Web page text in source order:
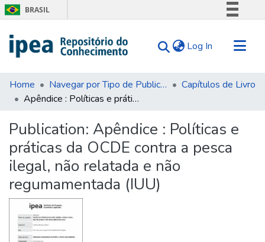
BRASIL
Comunica BR
Acesso à informação
Log In (current)
Communities & Collections
Search for
Statistics
About Us
Home Navegar por Tipo de Publicação
Capítulos de Livro
Apêndice : Políticas e práticas da OCDE contra a pesca ilegal, não relatada e não regumamentada (IUU)
Publication: Apêndice : Políticas e
práticas da OCDE contra a pesca
ilegal, não relatada e não
regumamentada (IUU)